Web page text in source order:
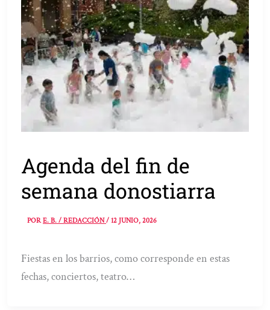
Agenda del fin de
semana donostiarra
PORE. B. / REDACCIÓN/12 JUNIO, 2026
Fiestas en los barrios, como corresponde en estas
fechas, conciertos, teatro…